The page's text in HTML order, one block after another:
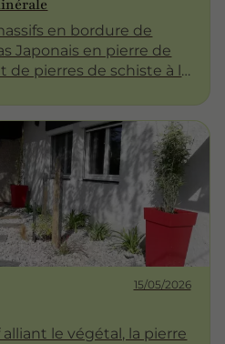
en bordure de
Japonais en pierre de
de pierres de schiste à la
15/05/2026
le végétal, la pierre